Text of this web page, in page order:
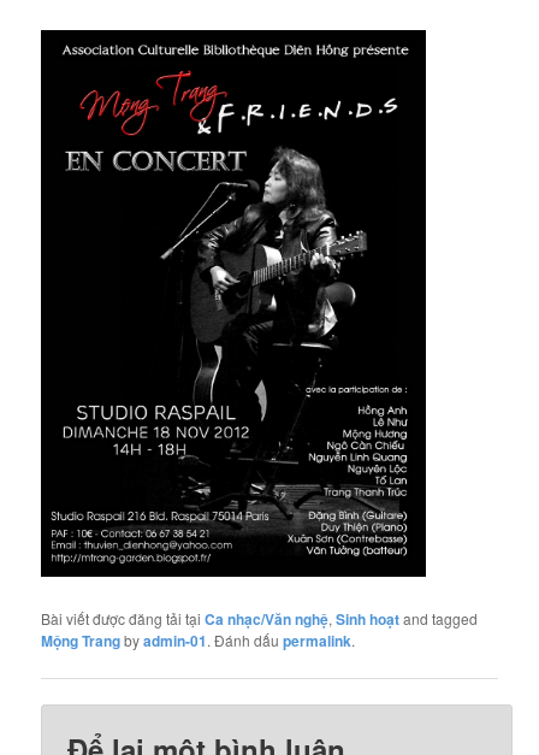
Bài viết được đăng tải tạiCa nhạc/Văn nghệ,Sinh hoạtand tagged
Mộng Trangbyadmin-01. Đánh dấupermalink.